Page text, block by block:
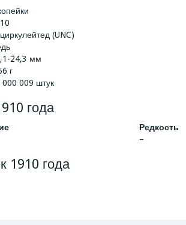
(UNC)
24,3 мм
г
000 009 штук
года
Редкость
–
1910 года